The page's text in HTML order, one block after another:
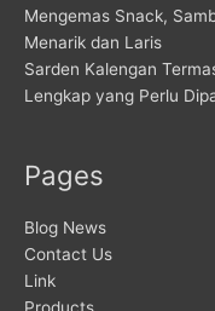
Mengemas Snack,
Menarik dan Laris
Sarden Kalengan
Lengkap yang Perlu
Pages
Blog News
Contact Us
Link
Products